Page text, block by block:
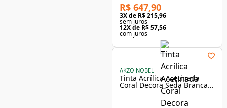
R$ 647,90
3X de R$ 215,96
sem juros
12X de R$ 57,56
com juros
AKZO NOBEL
Tinta Acrílica Acetinada
Coral Decora Seda Branca